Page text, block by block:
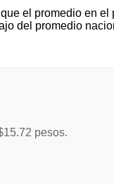
el promedio en el
del promedio
pesos.